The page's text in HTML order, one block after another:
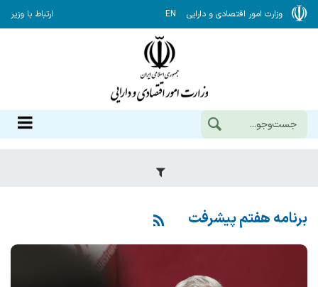
وزارت امور اقتصادی و دارایی EN ارتباط با وزیر
برنامه هفتم پیشرفت